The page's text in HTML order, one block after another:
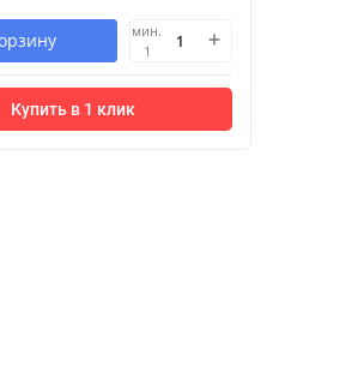
мин.
1
Купить в 1 клик